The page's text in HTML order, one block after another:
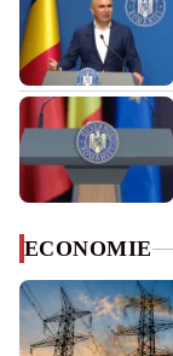
ECONOMIE